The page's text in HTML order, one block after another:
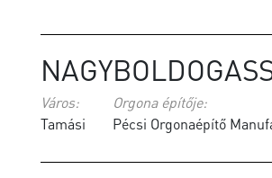
Város:
Tamási
Orgona építője:
Pécsi Orgonaépítő